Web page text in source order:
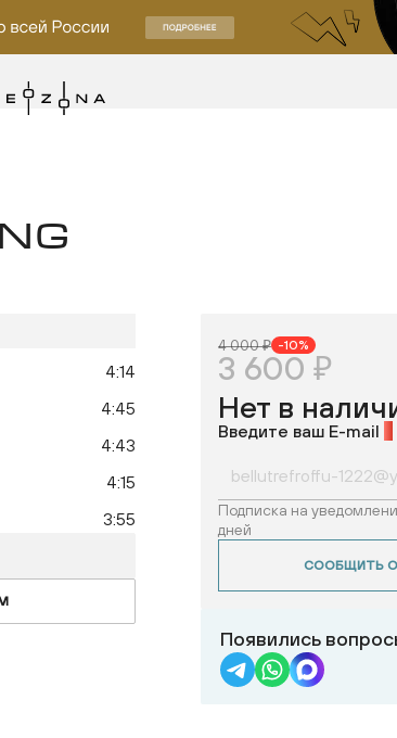
4:14
4:45
4:43
4:15
3:55
4 000 ₽ -10%
3 600 ₽
Нет в
Введите ваш E-mail
Подписка на
дней
СООБЩИТЬ
Появились